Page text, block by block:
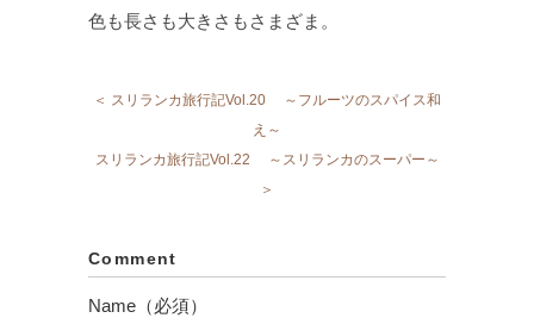
色も長さも大きさもさまざま。
＜ スリランカ旅行記Vol.20 ～フルーツのスパイス和
え～
スリランカ旅行記Vol.22 ～スリランカのスーパー～
＞
Comment
Name（必須）